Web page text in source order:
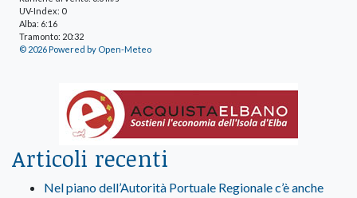
UV-Index: 0
Alba: 6:16
Tramonto: 20:32
© 2026 Powered by Open-Meteo
Articoli recenti
Nel piano dell’Autorità Portuale Regionale c’è anche